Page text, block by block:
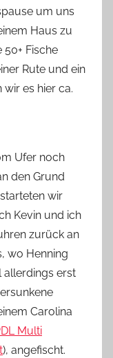
um uns
Haus zu
Fische
Rute und ein
wir es hier ca.
Ufer noch
den Grund
wir
Kevin und ich
zurück an
wo Henning
allerdings erst
Carolina
Multi
), angefischt.